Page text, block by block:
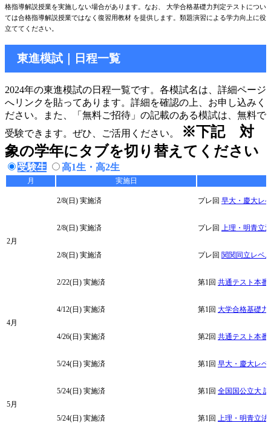
格指導解説授業を実施しない場合があります。なお、 大学合格基礎力判定テストについ
ては合格指導解説授業ではなく復習用教材 を提供します。類題演習による学力向上に役
立ててください。
東進模試｜日程一覧
2024年の東進模試の日程一覧です。各模試名は、詳細ページ
へリンクを貼ってあります。詳細を確認の上、お申し込みく
ださい。また、「無料ご招待」の記載のある模試は、無料で
受験できます。ぜひ、ご活用ください。
※下記 対
象の学年にタブを切り替えてください
受験生 高1生・高2生
月 実施日
2月
2/8(日) 実施済 プレ回 早大・慶大レ
2/8(日) 実施済 プレ回 上理・明青立
2/8(日) 実施済 プレ回 関関同立レベ
2/22(日) 実施済 第1回 共通テスト本番
4月
4/12(日) 実施済 第1回 大学合格基礎力
4/26(日) 実施済 第2回 共通テスト本番
5月
5/24(日) 実施済 第1回 早大・慶大レベ
5/24(日) 実施済 第1回 全国国公立大
5/24(日) 実施済 第1回 上理・明青立法